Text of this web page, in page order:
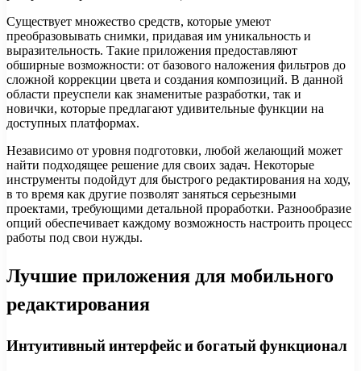
Существует множество средств, которые умеют
преобразовывать снимки, придавая им уникальность и
выразительность. Такие приложения предоставляют
обширные возможности: от базового наложения фильтров до
сложной коррекции цвета и создания композиций. В данной
области преуспели как знаменитые разработки, так и
новички, которые предлагают удивительные функции на
доступных платформах.
Независимо от уровня подготовки, любой желающий может
найти подходящее решение для своих задач. Некоторые
инструменты подойдут для быстрого редактирования на ходу,
в то время как другие позволят заняться серьезными
проектами, требующими детальной проработки. Разнообразие
опций обеспечивает каждому возможность настроить процесс
работы под свои нужды.
Лучшие приложения для мобильного
редактирования
Интуитивный интерфейс и богатый функционал